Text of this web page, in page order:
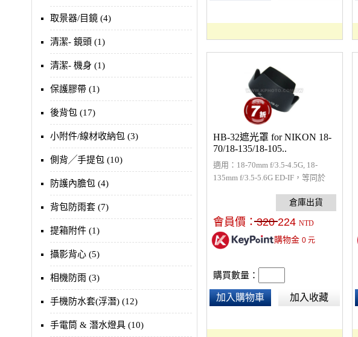
取景器/目鏡 (4)
清潔- 鏡頭 (1)
清潔- 機身 (1)
保護膠帶 (1)
後背包 (17)
小附件/線材收納包 (3)
側背╱手提包 (10)
防護內膽包 (4)
背包防雨套 (7)
提箱附件 (1)
攝影背心 (5)
相機防雨 (3)
手機防水套(浮潛) (12)
手電筒 & 潛水燈具 (10)
HB-32遮光罩 for NIKON 18-
70/18-135/18-105..
適用：18-70mm f/3.5-4.5G, 18-
135mm f/3.5-5.6G ED-IF，等同於
會員價：320 224 NTD
購物金 0元
購買數量：
加入購物車 加入收藏